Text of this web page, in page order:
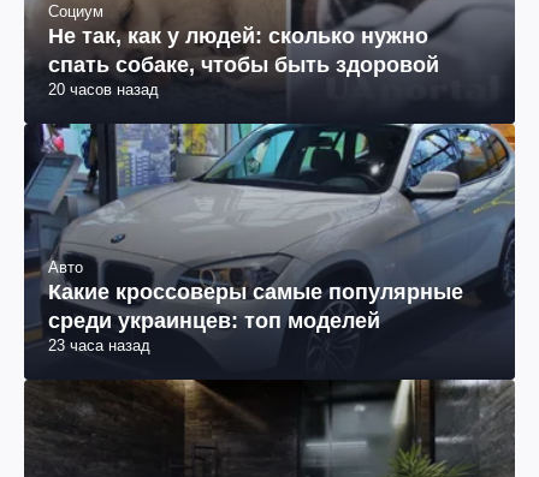
Социум
Не так, как у людей: сколько нужно
спать собаке, чтобы быть здоровой
20 часов назад
Авто
Какие кроссоверы самые популярные
среди украинцев: топ моделей
23 часа назад